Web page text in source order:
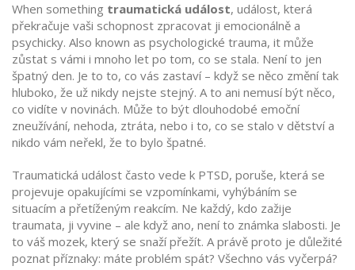
When something traumatická událost, událost, která
překračuje vaši schopnost zpracovat ji emocionálně a
psychicky. Also known as psychologické trauma, it může
zůstat s vámi i mnoho let po tom, co se stala. Není to jen
špatný den. Je to to, co vás zastaví – když se něco změní tak
hluboko, že už nikdy nejste stejný. A to ani nemusí být něco,
co vidíte v novinách. Může to být dlouhodobé emoční
zneužívání, nehoda, ztráta, nebo i to, co se stalo v dětství a
nikdo vám neřekl, že to bylo špatné.
Traumatická událost často vede k PTSD, poruše, která se
projevuje opakujícími se vzpomínkami, vyhýbáním se
situacím a přetíženým reakcím. Ne každý, kdo zažije
traumata, ji vyvine – ale když ano, není to známka slabosti. Je
to váš mozek, který se snaží přežít. A právě proto je důležité
poznat příznaky: máte problém spát? Všechno vás vyčerpá?